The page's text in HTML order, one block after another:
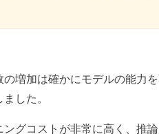
増加は確かにモデルの能力
した。
グコストが非常に高く、推